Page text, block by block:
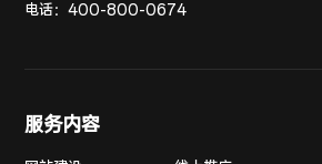
电话：400-800-0674
服务内容